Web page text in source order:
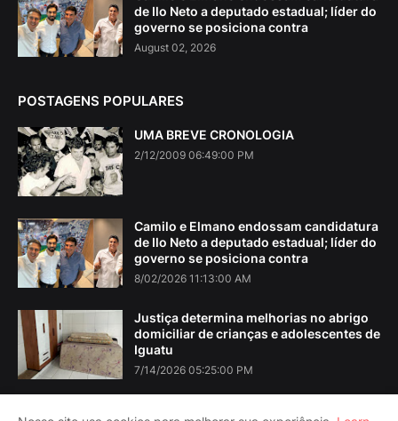
de Ilo Neto a deputado estadual; líder do
governo se posiciona contra
August 02, 2026
POSTAGENS POPULARES
UMA BREVE CRONOLOGIA
2/12/2009 06:49:00 PM
Camilo e Elmano endossam candidatura
de Ilo Neto a deputado estadual; líder do
governo se posiciona contra
8/02/2026 11:13:00 AM
Justiça determina melhorias no abrigo
domiciliar de crianças e adolescentes de
Iguatu
7/14/2026 05:25:00 PM